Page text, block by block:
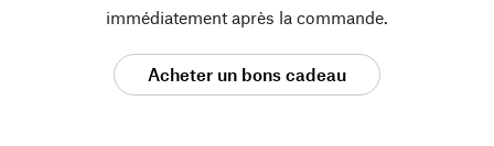
immédiatement après la commande.
Acheter un bons cadeau